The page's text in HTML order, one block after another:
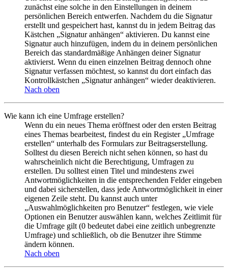
zunächst eine solche in den Einstellungen in deinem
persönlichen Bereich entwerfen. Nachdem du die Signatur
erstellt und gespeichert hast, kannst du in jedem Beitrag das
Kästchen „Signatur anhängen“ aktivieren. Du kannst eine
Signatur auch hinzufügen, indem du in deinem persönlichen
Bereich das standardmäßige Anhängen deiner Signatur
aktivierst. Wenn du einen einzelnen Beitrag dennoch ohne
Signatur verfassen möchtest, so kannst du dort einfach das
Kontrollkästchen „Signatur anhängen“ wieder deaktivieren.
Nach oben
Wie kann ich eine Umfrage erstellen?
Wenn du ein neues Thema eröffnest oder den ersten Beitrag
eines Themas bearbeitest, findest du ein Register „Umfrage
erstellen“ unterhalb des Formulars zur Beitragserstellung.
Solltest du diesen Bereich nicht sehen können, so hast du
wahrscheinlich nicht die Berechtigung, Umfragen zu
erstellen. Du solltest einen Titel und mindestens zwei
Antwortmöglichkeiten in die entsprechenden Felder eingeben
und dabei sicherstellen, dass jede Antwortmöglichkeit in einer
eigenen Zeile steht. Du kannst auch unter
„Auswahlmöglichkeiten pro Benutzer“ festlegen, wie viele
Optionen ein Benutzer auswählen kann, welches Zeitlimit für
die Umfrage gilt (0 bedeutet dabei eine zeitlich unbegrenzte
Umfrage) und schließlich, ob die Benutzer ihre Stimme
ändern können.
Nach oben